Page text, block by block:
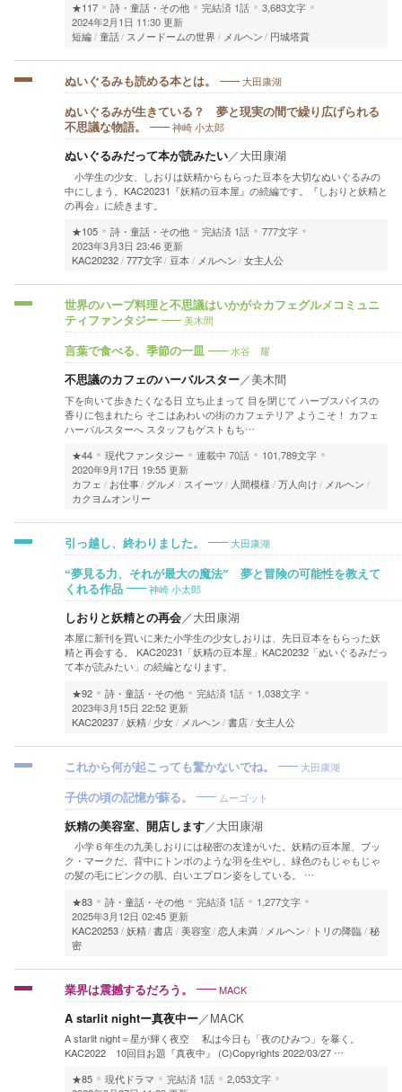
★117 詩・童話・その他 完結済 1話
3,683文字
2024年2月1日 11:30 更新
短編 童話 スノードームの世界 メルヘン 円城塔賞
ぬいぐるみも読める本とは。 大田康湖
ぬいぐるみが生きている？ 夢と現実の間で繰り広げられる
不思議な物語。
神崎 小太郎
ぬいぐるみだって本が読みたい／大田康湖
小学生の少女、しおりは妖精からもらった豆本を大切なぬいぐるみの
中にしまう。KAC20231『妖精の豆本屋』の続編です。『しおりと妖精と
の再会』に続きます。
★105
詩・童話・その他 完結済 1話
777文字
2023年3月3日 23:46 更新
KAC20232 777文字 豆本 メルヘン 女主人公
世界のハーブ料理と不思議はいかが☆カフェグルメコミュニ
ティファンタジー
美木間
言葉で食べる、季節の一皿 水谷 耀
不思議のカフェのハーバルスター／美木間
下を向いて歩きたくなる日 立ち止まって 目を閉じて ハーブスパイスの
香りに包まれたら そこはあわいの街のカフェテリア ようこそ！ カフェ
ハーバルスターへ スタッフもゲストもち…
★44
現代ファンタジー 連載中 70話
101,789文字
2020年9月17日 19:55 更新
カフェ
お仕事 グルメ スイーツ 人間模様 万人向け
メルヘン
カクヨムオンリー
引っ越し、終わりました。 大田康湖
“夢見る力、それが最大の魔法” 夢と冒険の可能性を教えて
くれる作品
神崎 小太郎
しおりと妖精との再会／大田康湖
本屋に新刊を買いに来た小学生の少女しおりは、先日豆本をもらった妖
精と再会する。 KAC20231「妖精の豆本屋」KAC20232「ぬいぐるみだっ
て本が読みたい」の続編となります。
★92
詩・童話・その他 完結済 1話
1,038文字
2023年3月15日 22:52 更新
KAC20237 妖精 少女 メルヘン 書店 女主人公
これから何が起こっても驚かないでね。 大田康湖
子供の頃の記憶が蘇る。 ムーゴット
妖精の美容室、開店します／大田康湖
小学６年生の九美しおりには秘密の友達がいた。妖精の豆本屋、ブッ
ク・マークだ。背中にトンボのような羽を生やし、緑色のもじゃもじゃ
の髪の毛にピンクの肌、白いエプロン姿をしている。 …
★83
詩・童話・その他 完結済 1話
1,277文字
2025年3月12日 02:45 更新
KAC20253 妖精 書店 美容室 恋人未満 メルヘン トリの降臨 秘
密
業界は震撼するだろう。 MACK
A starlit nightー真夜中ー／MACK
A starlit night＝星が輝く夜空 私は今日も「夜のひみつ」を暴く。
KAC2022 10回目お題『真夜中』 (C)Copyrights 2022/03/27 …
★85
現代ドラマ 完結済 1話
2,053文字